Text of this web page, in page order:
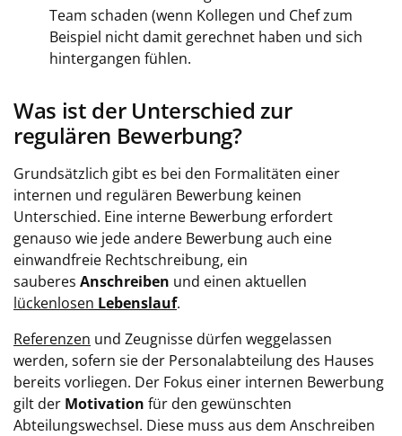
Team schaden (wenn Kollegen und Chef zum
Beispiel nicht damit gerechnet haben und sich
hintergangen fühlen.
Was ist der Unterschied zur
regulären Bewerbung?
Grundsätzlich gibt es bei den Formalitäten einer
internen und regulären Bewerbung keinen
Unterschied. Eine interne Bewerbung erfordert
genauso wie jede andere Bewerbung auch eine
einwandfreie Rechtschreibung, ein
sauberes Anschreiben und einen aktuellen
lückenlosen Lebenslauf.
Referenzen und Zeugnisse dürfen weggelassen
werden, sofern sie der Personalabteilung des Hauses
bereits vorliegen. Der Fokus einer internen Bewerbung
gilt der Motivation für den gewünschten
Abteilungswechsel. Diese muss aus dem Anschreiben